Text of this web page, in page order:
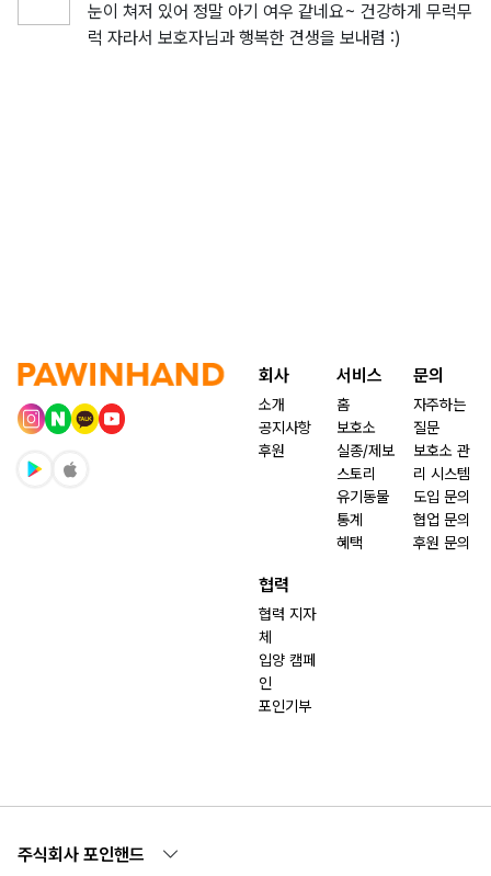
눈이 쳐저 있어 정말 아기 여우 같네요~ 건강하게 무럭무
럭 자라서 보호자님과 행복한 견생을 보내렴 :)
회사
소개
공지사항
후원
서비스
홈
보호소
실종/제보
스토리
유기동물
통계
혜택
문의
자주하는
질문
보호소 관
리 시스템
도입 문의
협업 문의
후원 문의
협력
협력 지자
체
입양 캠페
인
포인기부
주식회사 포인핸드